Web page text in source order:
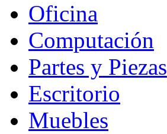
Oficina
Computación
Partes y Piezas
Escritorio
Muebles